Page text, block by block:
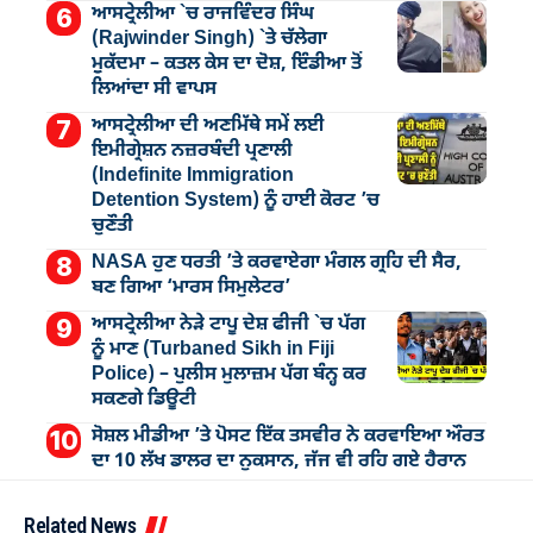
ਆਸਟ੍ਰੇਲੀਆ `ਚ ਰਾਜਵਿੰਦਰ ਸਿੰਘ
(Rajwinder Singh) `ਤੇ ਚੱਲੇਗਾ
ਮੁੁਕੱਦਮਾ – ਕਤਲ ਕੇਸ ਦਾ ਦੋਸ਼, ਇੰਡੀਆ ਤੋਂ
ਲਿਆਂਦਾ ਸੀ ਵਾਪਸ
ਆਸਟ੍ਰੇਲੀਆ ਦੀ ਅਣਮਿੱਥੇ ਸਮੇਂ ਲਈ
ਇਮੀਗ੍ਰੇਸ਼ਨ ਨਜ਼ਰਬੰਦੀ ਪ੍ਰਣਾਲੀ
(Indefinite Immigration
Detention System) ਨੂੰ ਹਾਈ ਕੋਰਟ ’ਚ
ਚੁਣੌਤੀ
NASA ਹੁਣ ਧਰਤੀ ’ਤੇ ਕਰਵਾਏਗਾ ਮੰਗਲ ਗ੍ਰਹਿ ਦੀ ਸੈਰ,
ਬਣ ਗਿਆ ‘ਮਾਰਸ ਸਿਮੁਲੇਟਰ’
ਆਸਟ੍ਰੇਲੀਆ ਨੇੜੇ ਟਾਪੂ ਦੇਸ਼ ਫੀਜੀ `ਚ ਪੱਗ
ਨੂੰ ਮਾਣ (Turbaned Sikh in Fiji
Police) – ਪੁਲੀਸ ਮੁਲਾਜ਼ਮ ਪੱਗ ਬੰਨ੍ਹ ਕਰ
ਸਕਣਗੇ ਡਿਊਟੀ
ਸੋਸ਼ਲ ਮੀਡੀਆ ’ਤੇ ਪੋਸਟ ਇੱਕ ਤਸਵੀਰ ਨੇ ਕਰਵਾਇਆ ਔਰਤ
ਦਾ 10 ਲੱਖ ਡਾਲਰ ਦਾ ਨੁਕਸਾਨ, ਜੱਜ ਵੀ ਰਹਿ ਗਏ ਹੈਰਾਨ
Related News